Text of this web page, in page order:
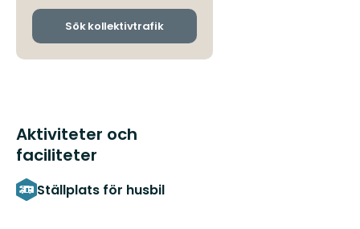
och
Sök kollektivtrafik
Aktiviteter och
faciliteter
Ställplats för husbil